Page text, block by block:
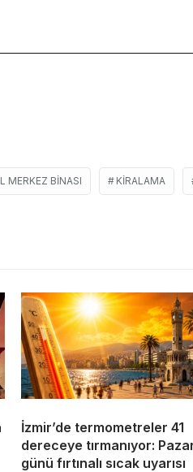
MERKEZ BINASI KIRALAMA
İzmir’de termometreler 41
dereceye tırmanıyor:
günü fırtınalı sıcak uyarısı